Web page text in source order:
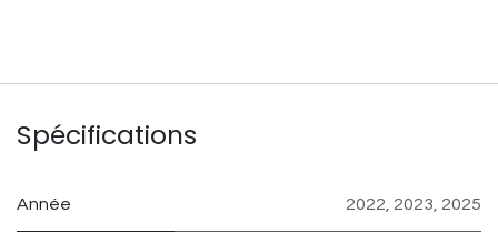
Spécifications
Année 2022 2023 2025